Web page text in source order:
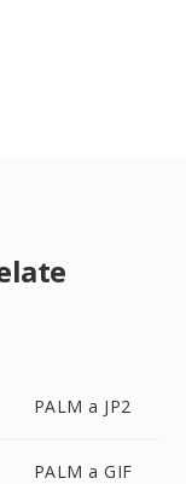
PALM a JP2
PALM a GIF